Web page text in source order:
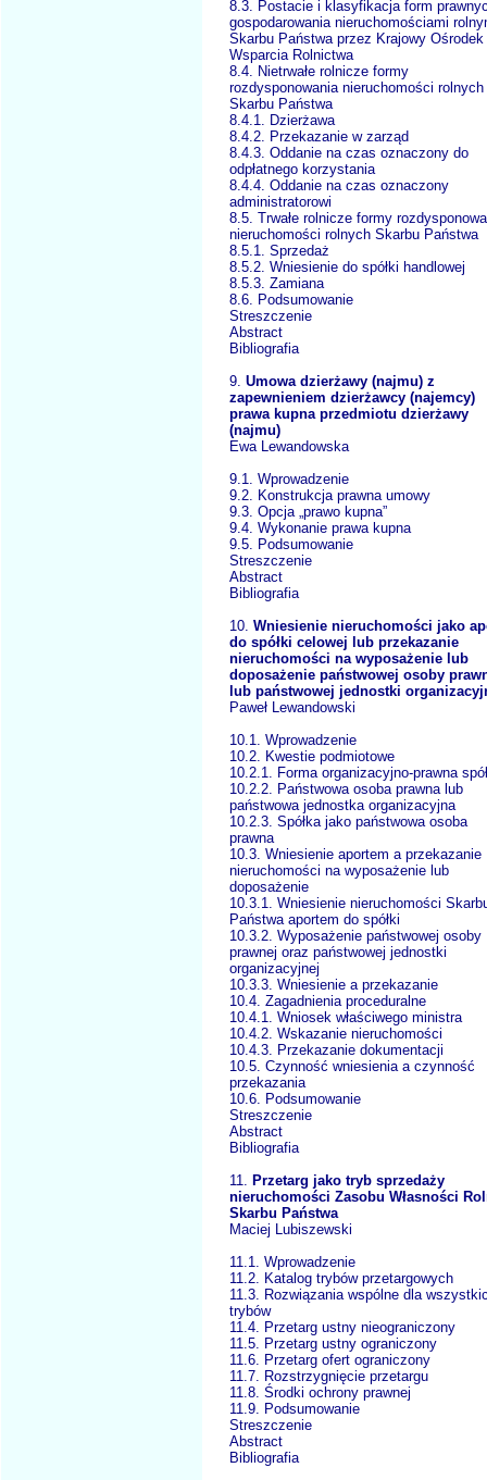
8.3. Postacie i klasyfikacja form
gospodarowania nieruchomościami
Skarbu Państwa przez Krajowy Ośrodek
Wsparcia Rolnictwa
8.4. Nietrwałe rolnicze formy
rozdysponowania nieruchomości rolnych
Skarbu Państwa
8.4.1. Dzierżawa
8.4.2. Przekazanie w zarząd
8.4.3. Oddanie na czas oznaczony do
odpłatnego korzystania
8.4.4. Oddanie na czas oznaczony
administratorowi
8.5. Trwałe rolnicze formy
nieruchomości rolnych Skarbu Państwa
8.5.1. Sprzedaż
8.5.2. Wniesienie do spółki handlowej
8.5.3. Zamiana
8.6. Podsumowanie
Streszczenie
Abstract
Bibliografia
9. Umowa dzierżawy (najmu) z
zapewnieniem dzierżawcy (najemcy)
prawa kupna przedmiotu dzierżawy
(najmu)
Ewa Lewandowska
9.1. Wprowadzenie
9.2. Konstrukcja prawna umowy
9.3. Opcja „prawo kupna”
9.4. Wykonanie prawa kupna
9.5. Podsumowanie
Streszczenie
Abstract
Bibliografia
10. Wniesienie nieruchomości jako
do spółki celowej lub przekazanie
nieruchomości na wyposażenie lub
doposażenie państwowej osoby
lub państwowej jednostki
Paweł Lewandowski
10.1. Wprowadzenie
10.2. Kwestie podmiotowe
10.2.1. Forma organizacyjno-prawna
10.2.2. Państwowa osoba prawna lub
państwowa jednostka organizacyjna
10.2.3. Spółka jako państwowa osoba
prawna
10.3. Wniesienie aportem a przekazanie
nieruchomości na wyposażenie lub
doposażenie
10.3.1. Wniesienie nieruchomości
Państwa aportem do spółki
10.3.2. Wyposażenie państwowej osoby
prawnej oraz państwowej jednostki
organizacyjnej
10.3.3. Wniesienie a przekazanie
10.4. Zagadnienia proceduralne
10.4.1. Wniosek właściwego ministra
10.4.2. Wskazanie nieruchomości
10.4.3. Przekazanie dokumentacji
10.5. Czynność wniesienia a czynność
przekazania
10.6. Podsumowanie
Streszczenie
Abstract
Bibliografia
11.
Przetarg jako tryb sprzedaży
nieruchomości Zasobu Własności
Skarbu Państwa
Maciej Lubiszewski
11.1. Wprowadzenie
11.2. Katalog trybów przetargowych
11.3. Rozwiązania wspólne dla
trybów
11.4. Przetarg ustny nieograniczony
11.5. Przetarg ustny ograniczony
11.6. Przetarg ofert ograniczony
11.7. Rozstrzygnięcie przetargu
11.8. Środki ochrony prawnej
11.9. Podsumowanie
Streszczenie
Abstract
Bibliografia